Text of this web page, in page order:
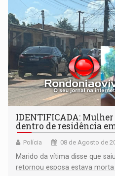
IDENTIFICADA:
dentro de residência
Polícia 08 de Agosto de
Marido da vítima disse que
retornou esposa estava morta